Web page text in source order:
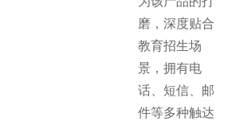
磨，深度贴合
教育招生场
景，拥有电
话、短信、邮
件等多种触达